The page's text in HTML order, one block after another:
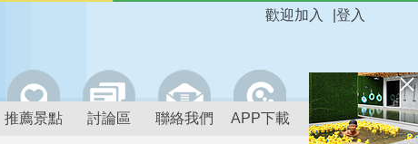
登入
歡迎加入
推薦景點 討論區 聯絡我們 APP下載